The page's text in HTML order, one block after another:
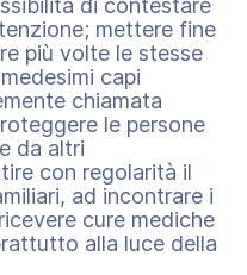
di contestare
mettere fine
più volte le stesse
capi
chiamata
le persone
da altri
con regolarità il
ad incontrare i
cure mediche
alla luce della